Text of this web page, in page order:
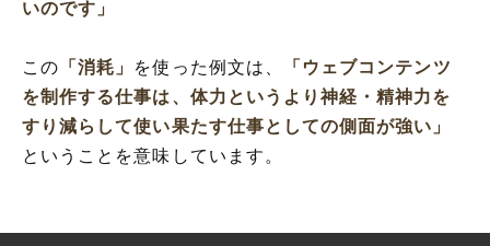
いのです」
この 「消耗」 を使った例文は、
「ウェブコンテンツ
を制作する仕事は、体力というより神経・精神力を
すり減らして使い果たす仕事としての側面が強い」
ということを意味しています。